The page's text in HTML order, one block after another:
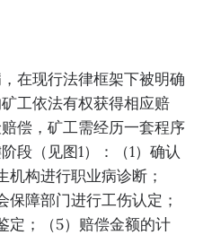
在现行法律框架下被明确
工依法有权获得相应赔
偿，矿工需经历一套程序
段（见图1）：（1）确认
构进行职业病诊断；
保障部门进行工伤认定；
定；（5）赔偿金额的计